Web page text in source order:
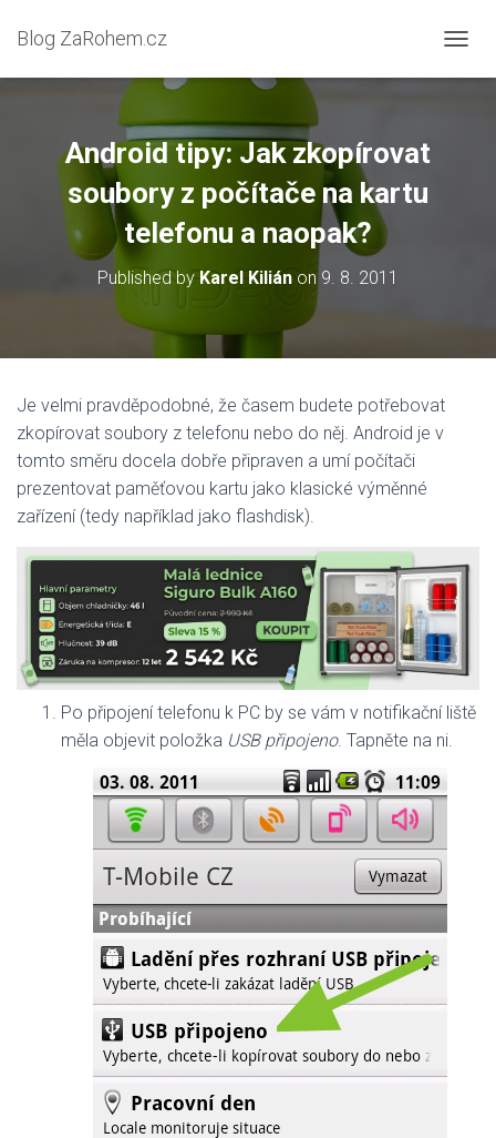
Blog ZaRohem.cz
Ř
Android tipy: Jak zkopírovat
soubory z počítače na kartu
telefonu a naopak?
Published by Karel Kilián on 9. 8. 2011
Je velmi pravděpodobné, že časem budete potřebovat
zkopírovat soubory z telefonu nebo do něj. Android je v
tomto směru docela dobře připraven a umí počítači
prezentovat paměťovou kartu jako klasické výměnné
zařízení (tedy například jako flashdisk).
Po připojení telefonu k PC by se vám v notifikační liště
měla objevit položka USB připojeno. Tapněte na ni.